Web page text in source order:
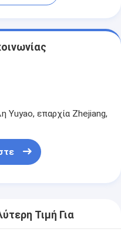
Yuyao, επαρχία Zhejiang,
Τιμή Για